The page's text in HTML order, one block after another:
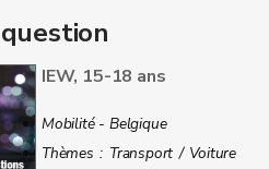
IEW, 15-18 ans
Mobilité - Belgique
Thèmes : Transport / Voiture